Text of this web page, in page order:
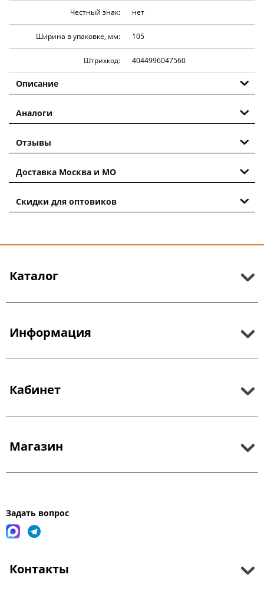
Честный знак: нет
Ширина в упаковке, мм: 105
Штрихкод: 4044996047560
Описание
Аналоги
Отзывы
Доставка Москва и МО
Скидки для оптовиков
Каталог
Информация
Кабинет
Магазин
Задать вопрос
Контакты